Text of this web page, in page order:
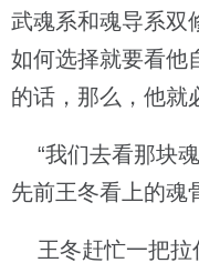
武魂系和魂导系双
如何选择就要看他
的话，那么，他就
“我们去看那块魂
先前王冬看上的魂
王冬赶忙一把拉